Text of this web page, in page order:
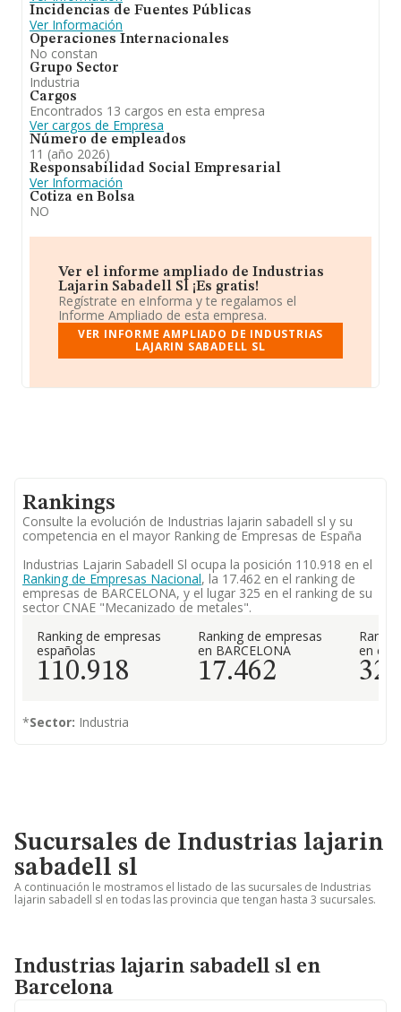
Incidencias de Fuentes Públicas
Ver Información
Operaciones Internacionales
No constan
Grupo Sector
Industria
Cargos
Encontrados 13 cargos en esta empresa
Ver cargos de Empresa
Número de empleados
11 (año 2026)
Responsabilidad Social Empresarial
Ver Información
Cotiza en Bolsa
NO
Ver el informe ampliado de Industrias
Lajarin Sabadell Sl ¡Es gratis!
Regístrate en eInforma y te regalamos el
Informe Ampliado de esta empresa.
VER INFORME AMPLIADO DE INDUSTRIAS
LAJARIN SABADELL SL
Rankings
Consulte la evolución de Industrias lajarin sabadell sl y su
competencia en el mayor Ranking de Empresas de España
Industrias Lajarin Sabadell Sl ocupa la posición 110.918 en el
Ranking de Empresas Nacional, la 17.462 en el ranking de
empresas de BARCELONA, y el lugar 325 en el ranking de su
sector CNAE "Mecanizado de metales".
Ranking de empresas
españolas
110.918
Ranking de empresas
en BARCELONA
17.462
en el
325
*Sector: Industria
Sucursales de Industrias lajarin
sabadell sl
A continuación le mostramos el listado de las sucursales de Industrias
lajarin sabadell sl en todas las provincia que tengan hasta 3 sucursales.
Industrias lajarin sabadell sl en
Barcelona